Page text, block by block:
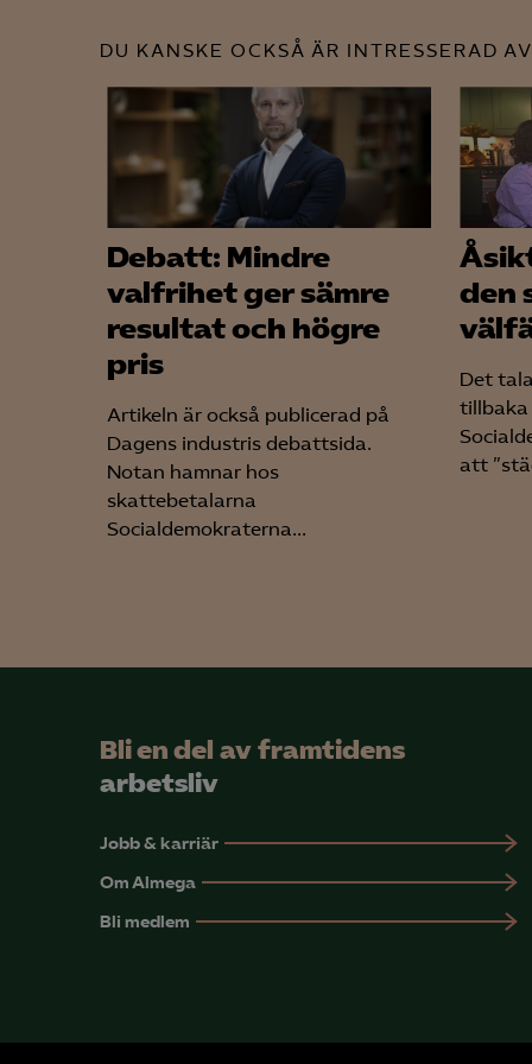
visa
DU KANSKE OCKSÅ ÄR INTRESSERAD
Debatt: Mindre
valfrihet ger sämre
resultat och högre
pris
Artikeln är också publicerad på
Dagens industris debattsida.
Notan hamnar hos
skattebetalarna
Socialdemokraterna...
den
Det
tillbaka
att
Bli en del av framtidens
arbetsliv
Jobb & karriär
Om Almega
Bli medlem